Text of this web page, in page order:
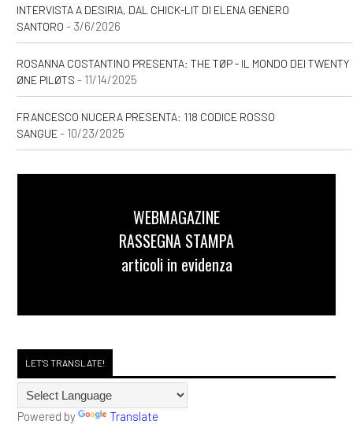
INTERVISTA A DESIRIA, DAL CHICK-LIT DI ELENA GENERO
SANTORO - 3/6/2026
ROSANNA COSTANTINO PRESENTA: THE TØP - IL MONDO DEI TWENTY
ØNE PILØTS - 11/14/2025
FRANCESCO NUCERA PRESENTA: 118 CODICE ROSSO
SANGUE- 10/23/2025
WEBMAGAZINE
RASSEGNA STAMPA
articoli in evidenza
LET'S TRANSLATE!
Powered by Translate